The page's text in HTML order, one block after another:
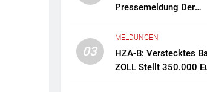
Pressemeldung Der
Zollfahndungsamtes
Brandenburg
Mutmaßliches
03
MELDUNGEN
HZA-B: Verstecktes
ZOLL Stellt 350.000